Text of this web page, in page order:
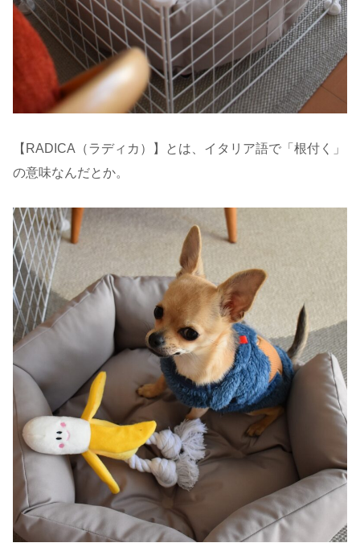
【RADICA（ラディカ）】とは、イタリア語で「根付く」
の意味なんだとか。